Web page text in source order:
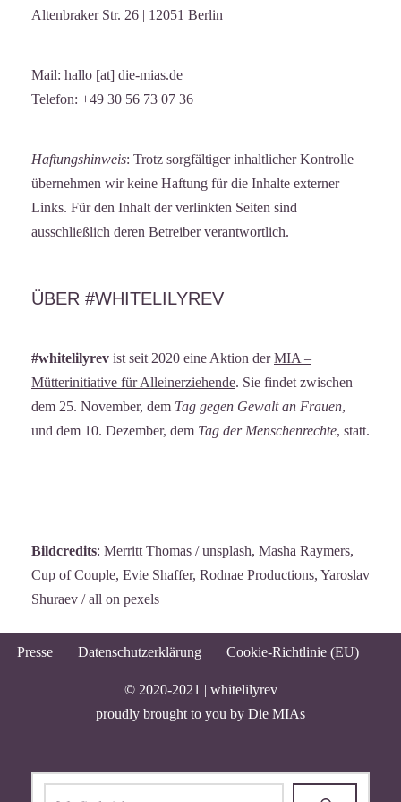
Altenbraker Str. 26 | 12051 Berlin
Mail: hallo [at] die-mias.de
Telefon: +49 30 56 73 07 36
Haftungshinweis: Trotz sorgfältiger inhaltlicher Kontrolle
übernehmen wir keine Haftung für die Inhalte externer
Links. Für den Inhalt der verlinkten Seiten sind
ausschließlich deren Betreiber verantwortlich.
ÜBER #WHITELILYREV
#whitelilyrev ist seit 2020 eine Aktion derMIA –
Mütterinitiative für Alleinerziehende. Sie findet zwischen
dem 25. November, dem Tag gegen Gewalt an Frauen,
und dem 10. Dezember, dem Tag der Menschenrechte, statt.
Bildcredits: Merritt Thomas / unsplash, Masha Raymers,
Cup of Couple, Evie Shaffer, Rodnae Productions, Yaroslav
Shuraev / all on pexels
Presse Datenschutzerklärung Cookie-Richtlinie (EU)
© 2020-2021 | whitelilyrev
proudly brought to you by Die MIAs